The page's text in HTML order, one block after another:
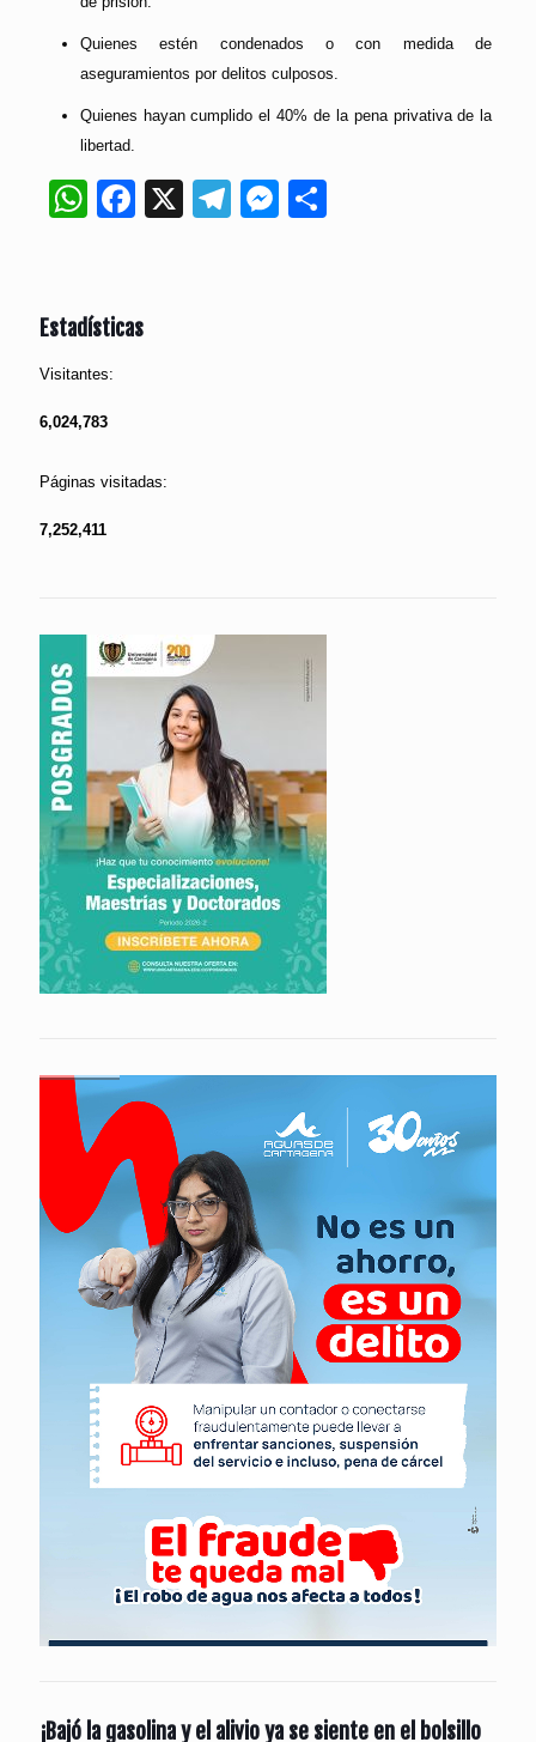
Quienes estén condenados o con medida de
aseguramientos por delitos culposos.
Quienes hayan cumplido el 40% de la pena privativa de la
libertad.
WhatsApp
Facebook
X Telegram
Messenger
Estadísticas
Visitantes:
6,024,783
Páginas visitadas:
7,252,411
¡Bajó la gasolina y el alivio ya se siente en el bolsillo